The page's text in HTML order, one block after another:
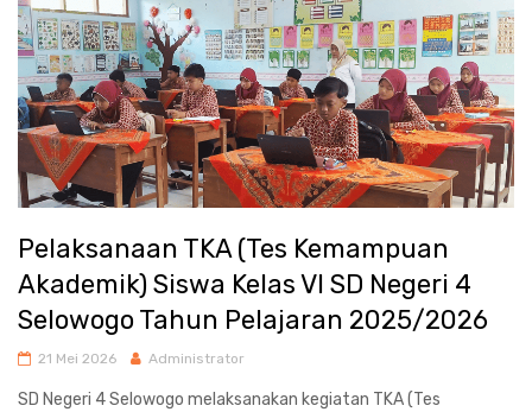
Pelaksanaan TKA (Tes Kemampuan
Akademik) Siswa Kelas VI SD Negeri 4
Selowogo Tahun Pelajaran 2025/2026
21 Mei 2026 Administrator
SD Negeri 4 Selowogo melaksanakan kegiatan TKA (Tes